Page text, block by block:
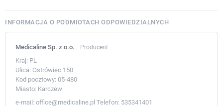
INFORMACJA O PODMIOTACH ODPOWIEDZIALNYCH
Medicaline Sp. z o.o. Producent
Kraj: PL
Ulica: Ostrówiec 150
Kod pocztowy: 05-480
Miasto: Karczew
e-mail: office@medicaline.pl Telefon: 535341401